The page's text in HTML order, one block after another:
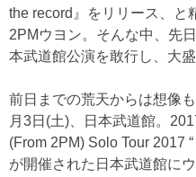
the record』をリリース、と
2PMウヨン。そんな中、先
本武道館公演を敢行し、大盛
前日までの荒天からは想像
月3日(土)、日本武道館。
(From 2PM) Solo Tour 2017
が開催された日本武道館に